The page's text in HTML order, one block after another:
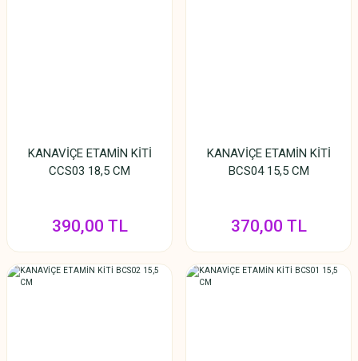
KANAVİÇE ETAMİN KİTİ
CCS03 18,5 CM
390,00 TL
KANAVİÇE ETAMİN KİTİ
BCS04 15,5 CM
370,00 TL